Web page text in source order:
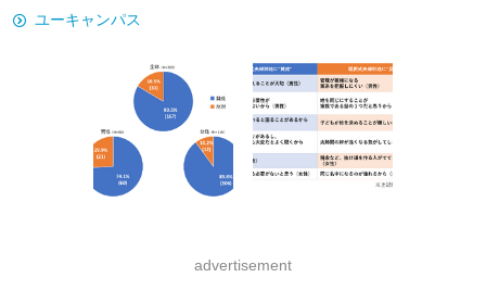
ユーキャンパス
advertisement